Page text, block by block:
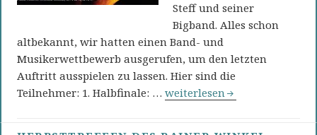
Steff und seiner
Bigband. Alles schon
altbekannt, wir hatten einen Band- und
Musikerwettbewerb ausgerufen, um den letzten
Auftritt ausspielen zu lassen. Hier sind die
Teilnehmer: 1. Halbfinale: …Band- &
weiterlesen